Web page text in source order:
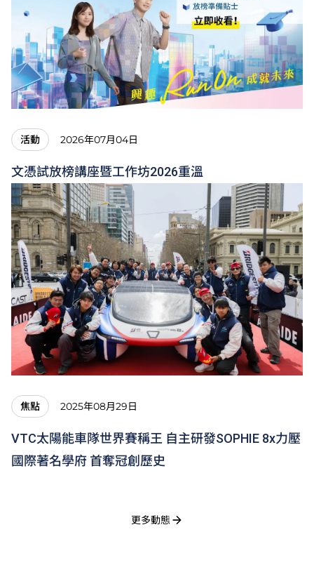
活動 2026年07月04日
文憑試放榜講座暨工作坊2026重溫
焦點 2025年08月29日
VTC太陽能車隊世界賽稱王 自主研發SOPHIE 8x力壓
國際著名學府 首奪冠創歷史
更多動態